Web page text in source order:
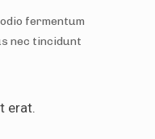
fermentum
nec tincidunt
erat.